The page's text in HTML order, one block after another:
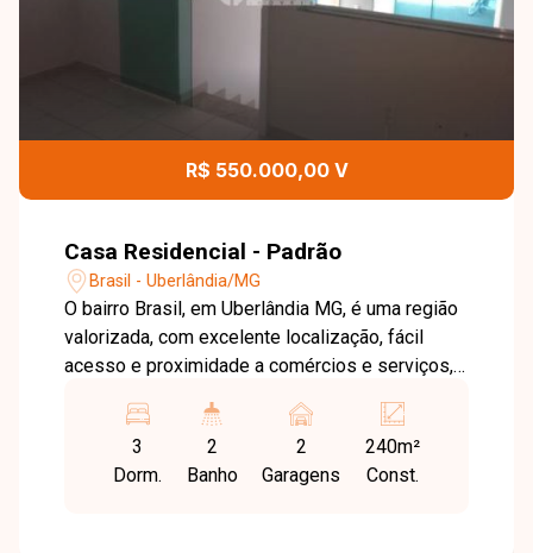
R$ 550.000,00 V
Casa Residencial - Padrão
Brasil - Uberlândia/MG
O bairro Brasil, em Uberlândia MG, é uma região
valorizada, com excelente localização, fácil
acesso e proximidade a comércios e serviços,
comercial. Excelente casa com
aproximadamente 240 m² de área construída,
composta por duas salas, três quartos sendo
3
Dorm.
2
Banho
2
Garagens
240m²
Const.